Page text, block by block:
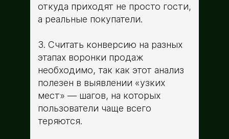
откуда приходят не просто гости,
а реальные покупатели.
3. Считать конверсию на разных
этапах воронки продаж
необходимо, так как этот анализ
полезен в выявлении «узких
мест» — шагов, на которых
пользователи чаще всего
теряются.